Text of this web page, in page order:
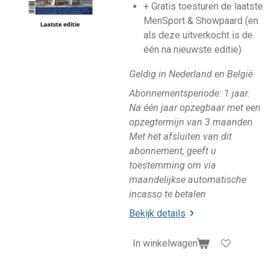
+ Gratis toesturen de laatste
MenSport & Showpaard (en
als deze uitverkocht is de
één na nieuwste editie)
Geldig in Nederland en België
Abonnementsperiode: 1 jaar.
Na één jaar opzegbaar met een
opzegtermijn van 3 maanden
Met het afsluiten van dit
abonnement, geeft u
toestemming om via
maandelijkse automatische
incasso te betalen
Bekijk details
In winkelwagen